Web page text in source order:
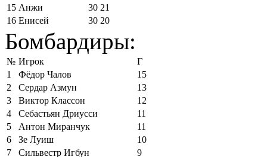
15 Анжи 30 21
16 Енисей 30 20
Бомбардиры:
№ Игрок
Г
1
Фёдор Чалов
15
2
Сердар Азмун
13
3
Виктор Классон
12
4
Себастьян Дриусси
11
5
Антон Миранчук
11
6
Зе Луиш
10
7
Сильвестр Игбун
9